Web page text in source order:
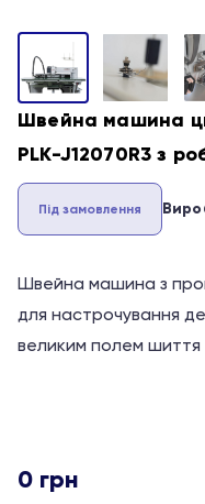
Швейна машина
PLK-J12070R3 з
Під замовлення
Швейна машина з
для настрочування
великим полем шиття
0 грн